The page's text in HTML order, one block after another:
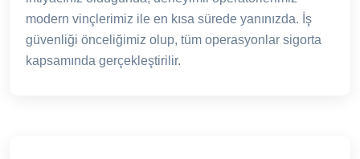
modern vinçlerimiz ile en kısa sürede yanınızda. İş
güvenliği önceliğimiz olup, tüm operasyonlar sigorta
kapsamında gerçekleştirilir.